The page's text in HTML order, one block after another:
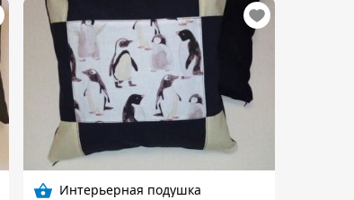
Интерьерная подушка